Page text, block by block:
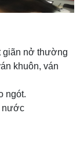
giãn nở thường
khuôn, ván
ngót.
nước